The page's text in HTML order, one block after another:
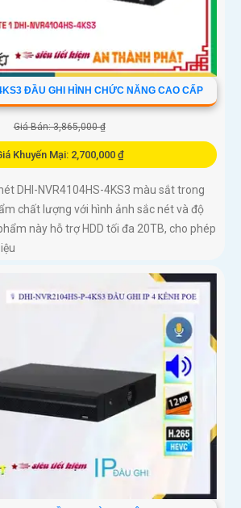
ĐẦU GHI HÌNH CHỨC NĂNG CAO CẤP
Giá Bán: 3,865,000 ₫
Khuyến Mại: 2,700,000 ₫
DHI-NVR4104HS-4KS3 màu sắt trong
chất lượng với hình ảnh sắc nét và độ
này hỗ trợ HDD tối đa 20TB, cho phép